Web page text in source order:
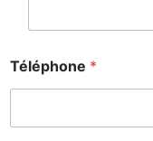
Téléphone *